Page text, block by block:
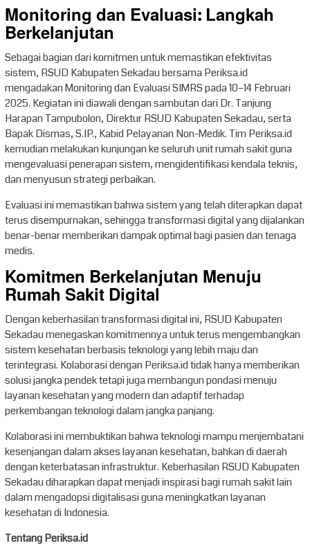
Monitoring dan Evaluasi: Langkah
Berkelanjutan
Sebagai bagian dari komitmen untuk memastikan efektivitas
sistem, RSUD Kabupaten Sekadau bersama Periksa.id
mengadakan Monitoring dan Evaluasi SIMRS pada 10–14 Februari
2025. Kegiatan ini diawali dengan sambutan dari Dr. Tanjung
Harapan Tampubolon, Direktur RSUD Kabupaten Sekadau, serta
Bapak Dismas, S.IP., Kabid Pelayanan Non-Medik. Tim Periksa.id
kemudian melakukan kunjungan ke seluruh unit rumah sakit guna
mengevaluasi penerapan sistem, mengidentifikasi kendala teknis,
dan menyusun strategi perbaikan.
Evaluasi ini memastikan bahwa sistem yang telah diterapkan dapat
terus disempurnakan, sehingga transformasi digital yang dijalankan
benar-benar memberikan dampak optimal bagi pasien dan tenaga
medis.
Komitmen Berkelanjutan Menuju
Rumah Sakit Digital
Dengan keberhasilan transformasi digital ini, RSUD Kabupaten
Sekadau menegaskan komitmennya untuk terus mengembangkan
sistem kesehatan berbasis teknologi yang lebih maju dan
terintegrasi. Kolaborasi dengan Periksa.id tidak hanya memberikan
solusi jangka pendek tetapi juga membangun pondasi menuju
layanan kesehatan yang modern dan adaptif terhadap
perkembangan teknologi dalam jangka panjang.
Kolaborasi ini membuktikan bahwa teknologi mampu menjembatani
kesenjangan dalam akses layanan kesehatan, bahkan di daerah
dengan keterbatasan infrastruktur. Keberhasilan RSUD Kabupaten
Sekadau diharapkan dapat menjadi inspirasi bagi rumah sakit lain
dalam mengadopsi digitalisasi guna meningkatkan layanan
kesehatan di Indonesia.
Tentang Periksa.id